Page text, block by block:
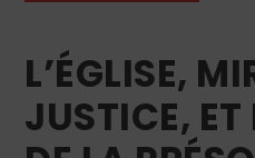
L’ÉGLISE,
JUSTICE, ET